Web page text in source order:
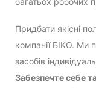
Придбати якісні
компанії БІКО. Ми
засобів
Забезпечте себе